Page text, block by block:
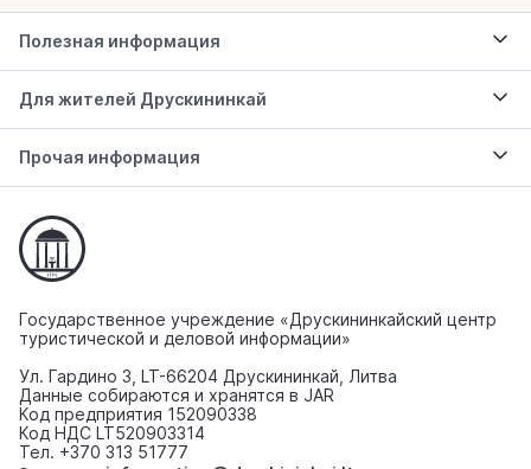
Полезная информация
Для жителей Друскининкай
Прочая информация
Государственное учреждение «Друскининкайский центр
туристической и деловой информации»
Ул. Гардино 3, LT-66204 Друскининкай, Литва
Данные собираются и хранятся в JAR
Код предприятия 152090338
Код НДС LT520903314
Тел. +370 313 51777